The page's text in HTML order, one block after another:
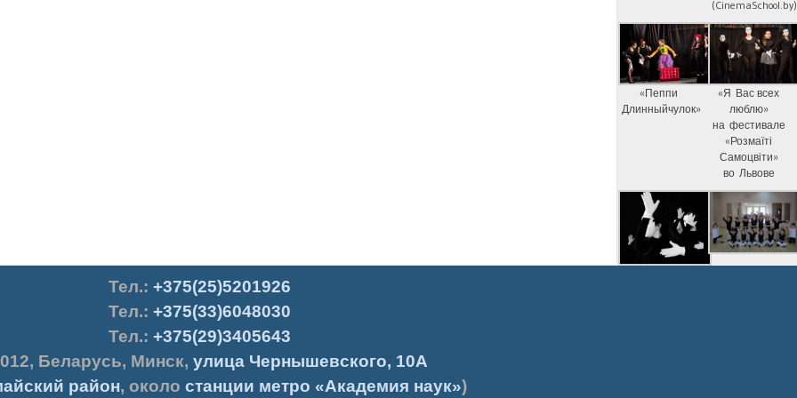
(CinemaSchool.by)
«Пеппи
Длинныйчулок»
«Я Вас всех
люблю»
на фестивале
«Розмаїті
Самоцвіти»
во Львове
Тел.: +375(25)5201926
Тел.: +375(33)6048030
Тел.: +375(29)3405643
, Беларусь, Минск, улица Чернышевского, 10А
район, около станции метро «Академия наук»)